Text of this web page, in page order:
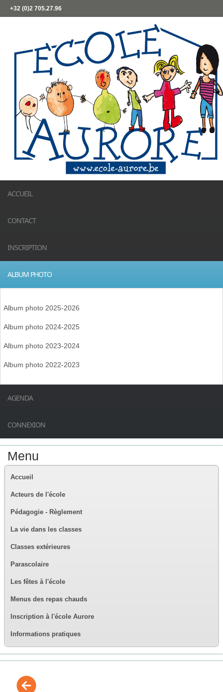
+32 (0)2 705.27.96
ACCUEIL
CONTACT
INSCRIPTION
ALBUM PHOTO
Album photo 2025-2026
Album photo 2024-2025
Album photo 2023-2024
Album photo 2022-2023
AGENDA
CONNEXION
Menu
Accueil
Acteurs de l'école
Pédagogie - Règlement
La vie dans les classes
Classes extérieures
Parascolaire
Les fêtes à l'école
Menus des repas chauds
Inscription à l'école Aurore
Informations pratiques